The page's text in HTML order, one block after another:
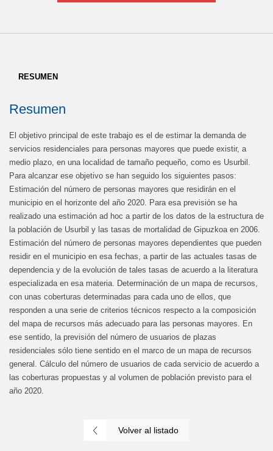
RESUMEN
Resumen
El objetivo principal de este trabajo es el de estimar la demanda de
servicios residenciales para personas mayores que puede existir, a
medio plazo, en una localidad de tamaño pequeño, como es Usurbil.
Para alcanzar ese objetivo se han seguido los siguientes pasos:
Estimación del número de personas mayores que residirán en el
municipio en el horizonte del año 2020. Para esa previsión se ha
realizado una estimación ad hoc a partir de los datos de la estructura de
la población de Usurbil y las tasas de mortalidad de Gipuzkoa en 2006.
Estimación del número de personas mayores dependientes que pueden
residir en el municipio en esa fechas, a partir de las actuales tasas de
dependencia y de la evolución de tales tasas de acuerdo a la literatura
especializada en esa materia. Determinación de un mapa de recursos,
con unas coberturas determinadas para cada uno de ellos, que
responden a una serie de criterios técnicos respecto a la composición
del mapa de recursos más adecuado para las personas mayores. En
ese sentido, la previsión del número de usuarios de plazas
residenciales sólo tiene sentido en el marco de un mapa de recursos
general. Cálculo del número de usuarios de cada servicio de acuerdo a
las coberturas propuestas y al volumen de población previsto para el
año 2020.
Volver al listado